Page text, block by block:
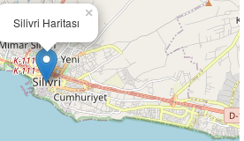
Silivri Haritası
×